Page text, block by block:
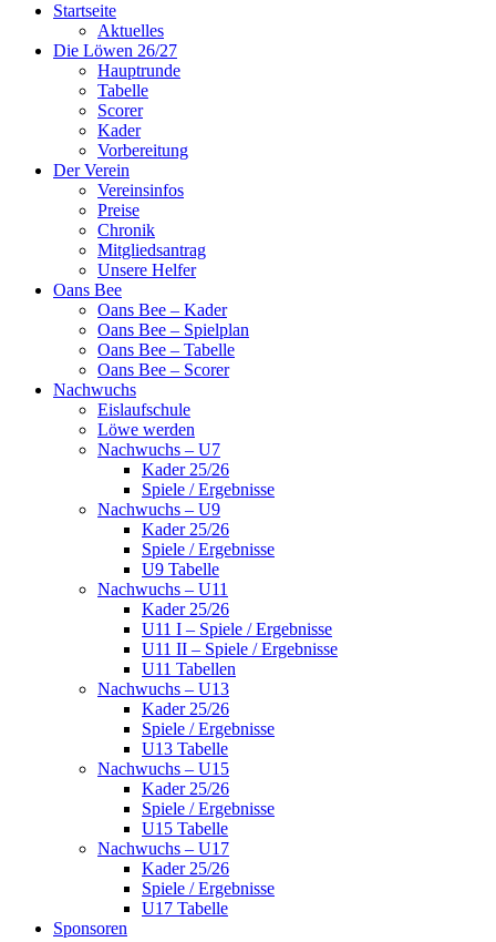
Startseite
Aktuelles
Die Löwen 26/27
Hauptrunde
Tabelle
Scorer
Kader
Vorbereitung
Der Verein
Vereinsinfos
Preise
Chronik
Mitgliedsantrag
Unsere Helfer
Oans Bee
Oans Bee – Kader
Oans Bee – Spielplan
Oans Bee – Tabelle
Oans Bee – Scorer
Nachwuchs
Eislaufschule
Löwe werden
Nachwuchs – U7
Kader 25/26
Spiele / Ergebnisse
Nachwuchs – U9
Kader 25/26
Spiele / Ergebnisse
U9 Tabelle
Nachwuchs – U11
Kader 25/26
U11 I – Spiele / Ergebnisse
U11 II – Spiele / Ergebnisse
U11 Tabellen
Nachwuchs – U13
Kader 25/26
Spiele / Ergebnisse
U13 Tabelle
Nachwuchs – U15
Kader 25/26
Spiele / Ergebnisse
U15 Tabelle
Nachwuchs – U17
Kader 25/26
Spiele / Ergebnisse
U17 Tabelle
Sponsoren